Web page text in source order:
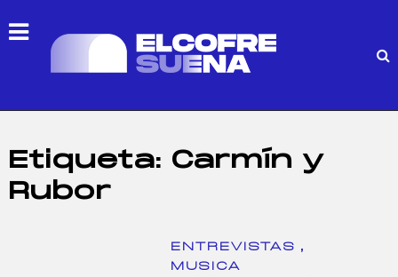
Etiqueta: Carmín y
Rubor
ENTREVISTAS ,
MUSICA